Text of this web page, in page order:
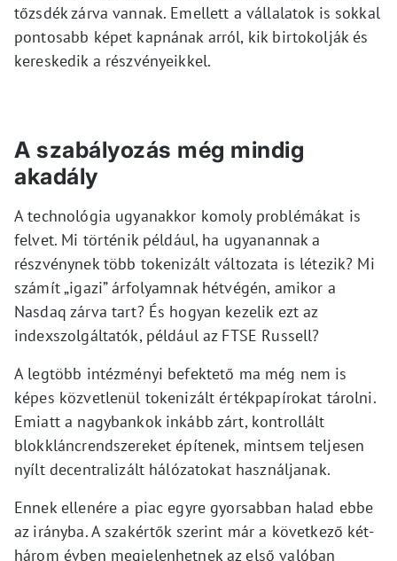
tőzsdék zárva vannak. Emellett a vállalatok is sokkal
pontosabb képet kapnának arról, kik birtokolják és
kereskedik a részvényeikkel.
A szabályozás még mindig
akadály
A technológia ugyanakkor komoly problémákat is
felvet. Mi történik például, ha ugyanannak a
részvénynek több tokenizált változata is létezik? Mi
számít „igazi” árfolyamnak hétvégén, amikor a
Nasdaq zárva tart? És hogyan kezelik ezt az
indexszolgáltatók, például az FTSE Russell?
A legtöbb intézményi befektető ma még nem is
képes közvetlenül tokenizált értékpapírokat tárolni.
Emiatt a nagybankok inkább zárt, kontrollált
blokkláncrendszereket építenek, mintsem teljesen
nyílt decentralizált hálózatokat használjanak.
Ennek ellenére a piac egyre gyorsabban halad ebbe
az irányba. A szakértők szerint már a következő két-
három évben megjelenhetnek az első valóban